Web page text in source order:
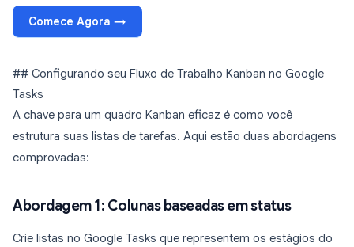
Comece Agora →
## Configurando seu Fluxo de Trabalho Kanban no Google
Tasks
A chave para um quadro Kanban eficaz é como você
estrutura suas listas de tarefas. Aqui estão duas abordagens
comprovadas:
Abordagem 1: Colunas baseadas em status
Crie listas no Google Tasks que representem os estágios do